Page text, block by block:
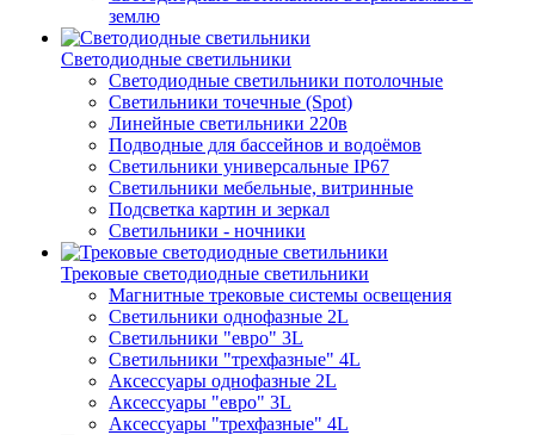
землю
Светодиодные светильники
Светодиодные светильники потолочные
Светильники точечные (Spot)
Линейные светильники 220в
Подводные для бассейнов и водоёмов
Светильники универсальные IP67
Светильники мебельные, витринные
Подсветка картин и зеркал
Светильники - ночники
Трековые светодиодные светильники
Магнитные трековые системы освещения
Светильники однофазные 2L
Светильники "евро" 3L
Светильники "трехфазные" 4L
Аксессуары однофазные 2L
Аксессуары "евро" 3L
Аксессуары "трехфазные" 4L